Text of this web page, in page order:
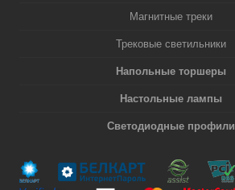
Магнитные треки
Трековые светильники
Напольные торшеры
Настольные лампы
Светодиодные профили